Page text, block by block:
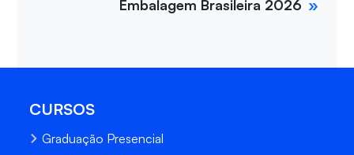
Embalagem Brasileira 2026
CURSOS
Graduação Presencial